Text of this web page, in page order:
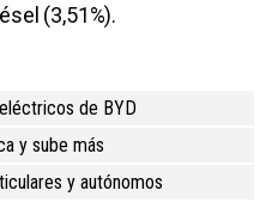
(3,51%).
de BYD
y sube más
y autónomos